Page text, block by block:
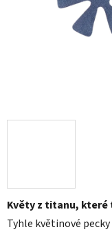
Květy z titanu, které
Tyhle květinové